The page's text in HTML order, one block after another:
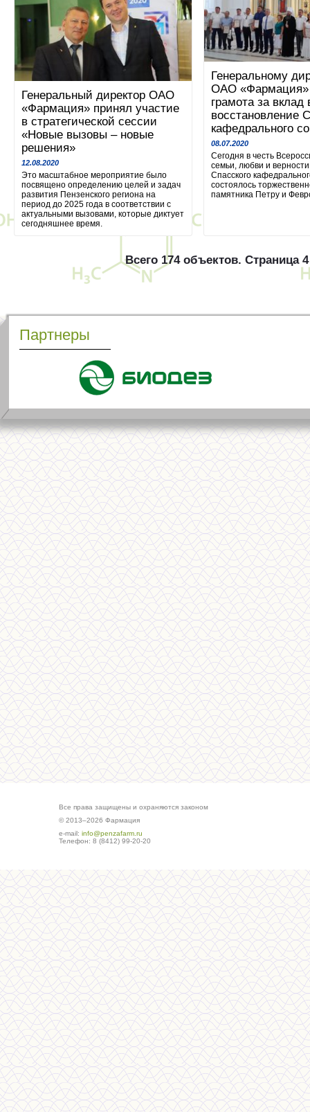
Генеральный директор ОАО
«Фармация» принял участие
в стратегической сессии
«Новые вызовы – новые
решения»
12.08.2020
Это масштабное мероприятие было
посвящено определению целей и задач
развития Пензенского региона на
период до 2025 года в соответствии с
актуальными вызовами, которые диктует
сегодняшнее время.
Генеральному
ОАО «Фармация»
грамота за вклад
восстановление
кафедрального
08.07.2020
Сегодня в честь
семьи, любви и
Спасского
состоялось
памятника Петру и
Всего 174 объектов. Страница
Партнеры
Все права защищены и охраняются законом
© 2013–2026 Фармация
е-mail: info@penzafarm.ru
Телефон: 8 (8412) 99-20-20
Сделано в студии ws-global.ru